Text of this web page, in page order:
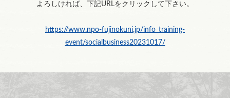
よろしければ、下記URLをクリックして下さい。
https://www.npo-fujinokuni.jp/info_training-
event/socialbusiness20231017/